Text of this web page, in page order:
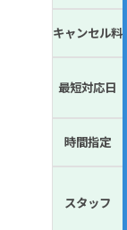
キャンセル料
最短対応日
時間指定
スタッフ